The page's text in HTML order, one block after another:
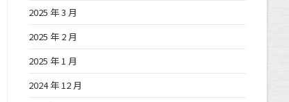
2025 年 3 月
2025 年 2 月
2025 年 1 月
2024 年 12 月